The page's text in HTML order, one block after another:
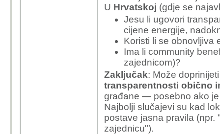
Ali stavimo
visegodisnji
ukljuceno
ce
pratece
Po njima trajat
pitanja za tebe:
1. "ogromno
kakvu
U Hrvatskoj (gdje se
Jesu li ugovori
cijene energije,
Koristi li se obnovljiva
Ima li community
zajednicom)?
Zaključak: Može
transparentnosti obično
građane — posebno ako je
Najbolji slučajevi su kad
postave jasna pravila (npr.
zajednicu").